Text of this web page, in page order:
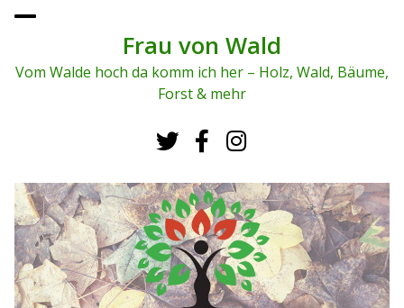
To
me
Frau von Wald
Vom Walde hoch da komm ich her – Holz, Wald, Bäume,
Forst & mehr